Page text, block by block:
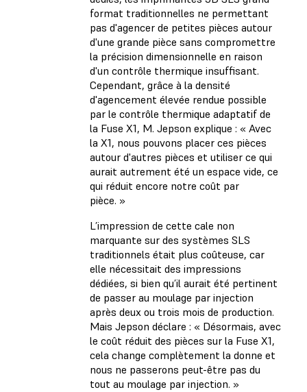
format traditionnelles ne permettant
pas d'agencer de petites pièces autour
d'une grande pièce sans compromettre
la précision dimensionnelle en raison
d'un contrôle thermique insuffisant.
Cependant, grâce à la densité
d'agencement élevée rendue possible
par le contrôle thermique adaptatif de
la Fuse X1, M. Jepson explique : « Avec
la X1, nous pouvons placer ces pièces
autour d'autres pièces et utiliser ce qui
aurait autrement été un espace vide, ce
qui réduit encore notre coût par
pièce. »
L’impression de cette cale non
marquante sur des systèmes SLS
traditionnels était plus coûteuse, car
elle nécessitait des impressions
dédiées, si bien qu’il aurait été pertinent
de passer au moulage par injection
après deux ou trois mois de production.
Mais Jepson déclare : « Désormais, avec
le coût réduit des pièces sur la Fuse X1,
cela change complètement la donne et
nous ne passerons peut-être pas du
tout au moulage par injection. »